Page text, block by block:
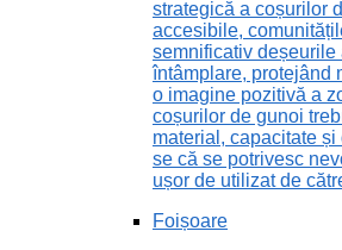
strategică a coșurilor
accesibile,
semnificativ deșeurile
întâmplare, protejând
o imagine pozitivă a
coșurilor de gunoi
material, capacitate
se că se potrivesc
ușor de utilizat de
Foișoare